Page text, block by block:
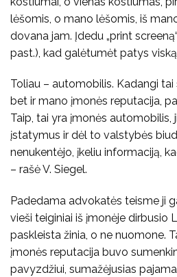
lėšomis, o mano lėšomis, iš
dovana jam. Įdedu „print
past.), kad galėtumėt patys
Toliau – automobilis. Kadangi tai
bet ir mano įmonės reputacija,
Taip, tai yra įmonės automobilis,
įstatymus ir dėl to valstybės
nenukentėjo, įkeliu informaciją,
– rašė V. Siegel.
Padedama advokatės teisme ji
vieši teiginiai iš įmonėje dirbusio
paskleista žinia, o ne nuomone.
įmonės reputacija buvo
pavyzdžiui, sumažėjusias